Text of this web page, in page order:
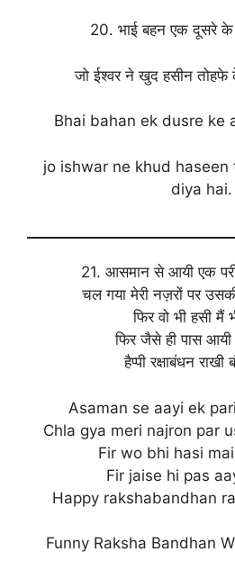
20. भाई बहन एक दूसरे
जो ईश्वर ने खुद हसीन तोहफे
Bhai bahan ek dusre ke
jo ishwar ne khud haseen
diya hai.
21. आसमान से आयी एक
चल गया मेरी नज़रों पर
फिर वो भी हसी मैं
फिर जैसे ही पास आयी
हैप्पी रक्षाबंधन राखी
Asaman se aayi ek
Chla gya meri najron par
Fir wo bhi hasi
Fir jaise hi pas
Happy rakshabandhan
Funny Raksha Bandhan